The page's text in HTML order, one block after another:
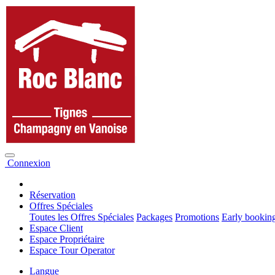
Connexion
Réservation
Offres Spéciales
Toutes les Offres Spéciales Packages Promotions Early
Espace Client
Espace Propriétaire
Espace Tour Operator
Langue